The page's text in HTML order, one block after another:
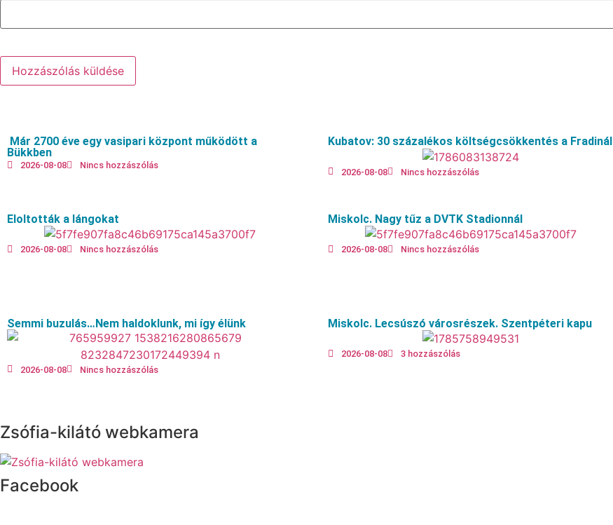
Már 2700 éve egy vasipari központ működött a
Bükkben
2026-08-08 Nincs hozzászólás
Kubatov: 30 százalékos költségcsökkentés a Fradinál
2026-08-08 Nincs hozzászólás
Eloltották a lángokat
2026-08-08 Nincs hozzászólás
Miskolc. Nagy tűz a DVTK Stadionnál
2026-08-08 Nincs hozzászólás
Semmi buzulás…Nem haldoklunk, mi így élünk
2026-08-08 Nincs hozzászólás
Miskolc. Lecsúszó városrészek. Szentpéteri kapu
2026-08-08 3 hozzászólás
Zsófia-kilátó webkamera
Facebook